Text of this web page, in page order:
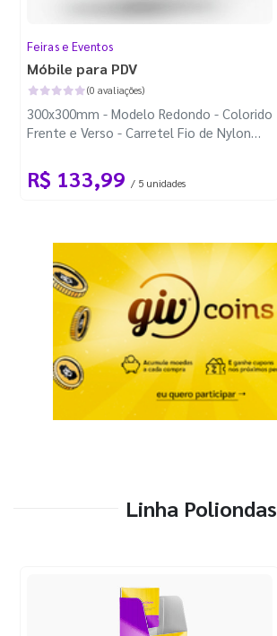
Feiras e Eventos
Móbile para PDV
(0 avaliações)
300x300mm - Modelo Redondo - Colorido
Frente e Verso - Carretel Fio de Nylon
R$ 133,99 / 5 unidades
Linha Poliondas